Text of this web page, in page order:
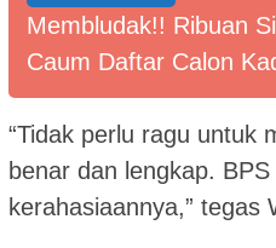
Membludak!! Ribuan
Caum Daftar Calon
“Tidak perlu ragu untuk
benar dan lengkap.
kerahasiaannya,” tegas